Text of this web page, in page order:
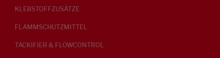
KLEBSTOFFZUSÄTZE
FLAMMSCHUTZMITTEL
TACKIFIER & FLOWCONTROL